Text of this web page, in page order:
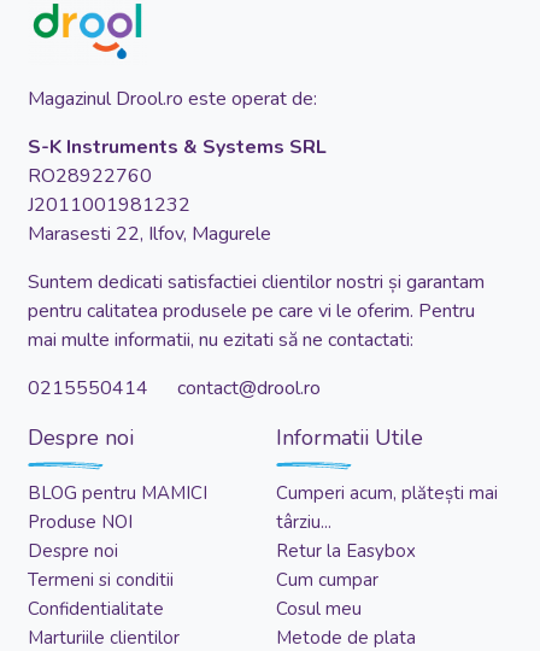
Magazinul Drool.ro este operat de:
S-K Instruments & Systems SRL
RO28922760
J2011001981232
Marasesti 22, Ilfov, Magurele
Suntem dedicati satisfactiei clientilor nostri și garantam
pentru calitatea produsele pe care vi le oferim. Pentru
mai multe informatii, nu ezitati să ne contactati:
0215550414 contact@drool.ro
Despre noi
BLOG pentru MAMICI
Produse NOI
Despre noi
Termeni si conditii
Confidentialitate
Marturiile clientilor
Informatii Utile
Cumperi acum, plătești mai
târziu...
Retur la Easybox
Cum cumpar
Cosul meu
Metode de plata